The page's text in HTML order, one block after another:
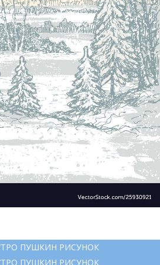
ПУШКИН РИСУНОК
ПУШКИН РИСУНОК